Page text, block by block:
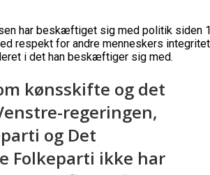
har beskæftiget sig med politik
respekt for andre menneskers
i det han beskæftiger sig med.
kønsskifte og det
regeringen,
og Det
Folkeparti ikke har